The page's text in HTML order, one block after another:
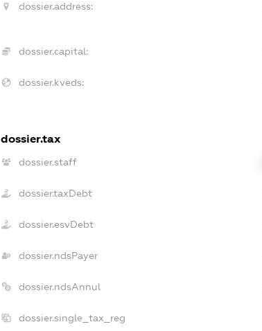
dossier.address:
dossier.capital:
dossier.kveds:
dossier.tax
dossier.staff
dossier.taxDebt
dossier.esvDebt
dossier.ndsPayer
dossier.ndsAnnul
dossier.single_tax_reg